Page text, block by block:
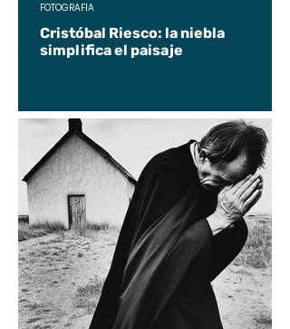
Cristóbal Riesco: la niebla
simplifica el paisaje
FOTOGRAFÍA